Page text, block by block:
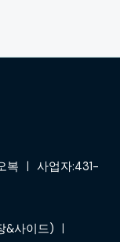
복 ㅣ 사업자:431-
사이드) ㅣ